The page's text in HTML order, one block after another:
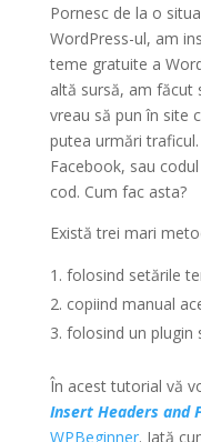
Pornesc de la o
WordPress-ul, am
teme gratuite a
altă sursă, am făcut
vreau să pun în site
putea urmări
Facebook, sau
cod. Cum fac asta?
Există trei mari
folosind setările
copiind manual
folosind un plugin
În acest tutorial vă
Insert Headers and
WPBeginner. Iată